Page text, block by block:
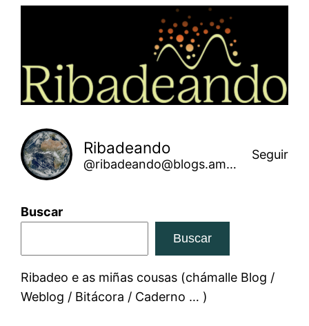
Ribadeando
@ribadeando@blogs.amarinha.gal
Seguir
Buscar
Buscar
Ribadeo e as miñas cousas (chámalle Blog /
Weblog / Bitácora / Caderno … )